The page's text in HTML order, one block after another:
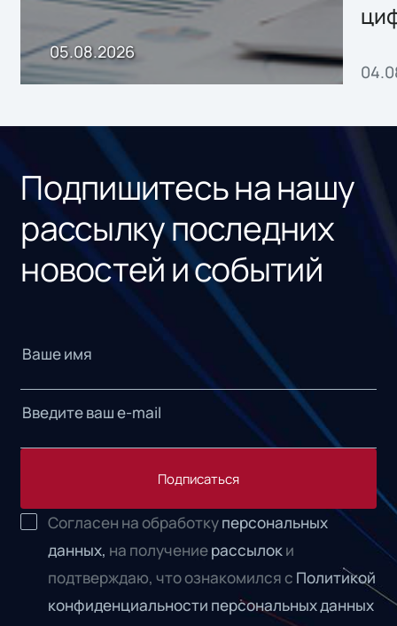
05.08.2026
Подпишитесь на нашу
рассылку последних
новостей и событий
Подписаться
Согласен на обработкуперсональных
данных, на получениерассылоки
подтверждаю, что ознакомился с Политикой
конфиденциальности персональных данных